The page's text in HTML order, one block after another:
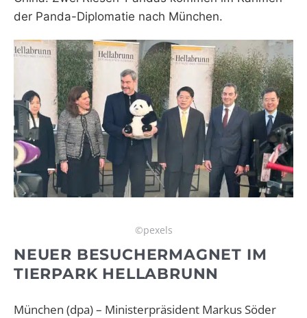
der Panda-Diplomatie nach München.
©pexels
NEUER BESUCHERMAGNET IM
TIERPARK HELLABRUNN
München (dpa) – Ministerpräsident Markus Söder